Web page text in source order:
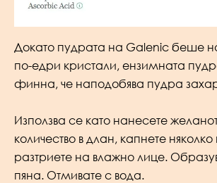
Докато пудрата на Galenic беше
по-едри кристали, ензимната
финна, че наподобява пудра
Използва се като нанесете
количество в длан, капнете
разтриете на влажно лице.
пяна. Отмивате с вода.